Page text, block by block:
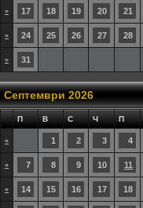
» 17 18 19 20 21
» 24 25 26 27 28
» 31
Септември 2026
П В С Ч П
» 1 2 3 4
» 7 8 9 10 11
» 14 15 16 17 18